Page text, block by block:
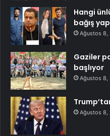
Hangi
bağış
Ağustos 8,
Gaziler
başlıyor
Ağustos 8,
Ağustos 8,